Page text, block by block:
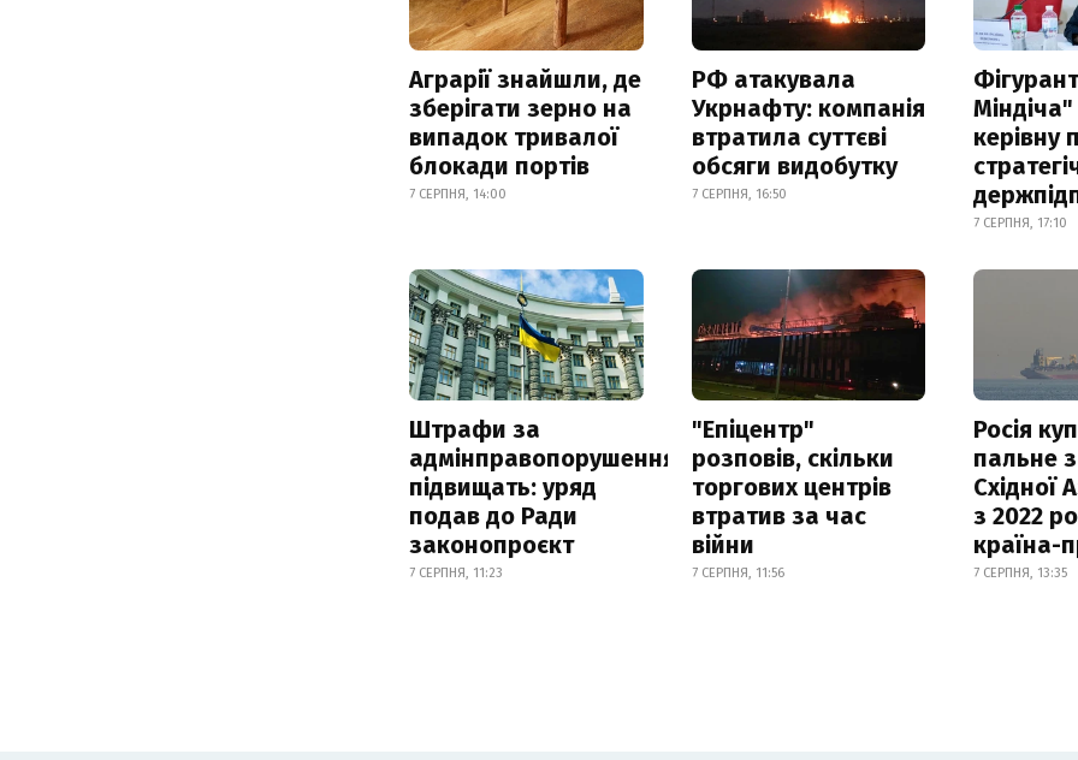
Аграрії знайшли, де
зберігати зерно на
випадок тривалої
блокади портів
7 СЕРПНЯ, 14:00
РФ атакувала
Укрнафту: компанія
втратила суттєві
обсяги видобутку
7 СЕРПНЯ, 16:50
керівну
7 СЕРПНЯ, 17:10
Штрафи за
адмінправопорушення
підвищать: уряд
подав до Ради
законопроєкт
7 СЕРПНЯ, 11:23
"Епіцентр"
розповів, скільки
торгових центрів
втратив за час
війни
7 СЕРПНЯ, 11:56
Росія
пальне
Східної
з 2022
країна-
7 СЕРПНЯ, 13:35